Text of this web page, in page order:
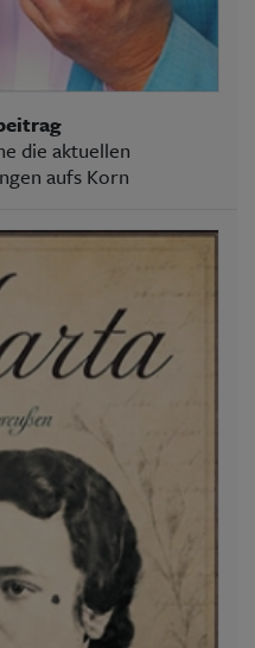
die aktuellen
aufs Korn